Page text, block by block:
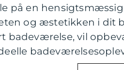
på en
og æstetikken i dit
badeværelse, vil